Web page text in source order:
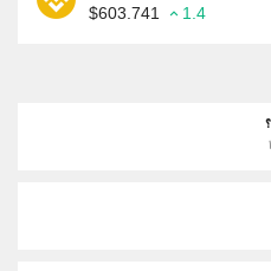
$603.741 1.4